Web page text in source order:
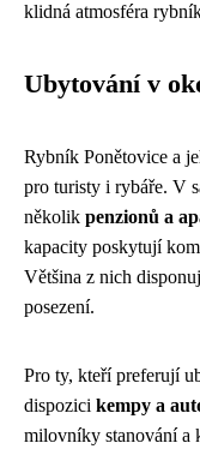
klidná atmosféra
Ubytování v
Rybník Ponětovice a
pro turisty i rybáře. V
několik penzionů a
kapacity poskytují
Většina z nich
posezení.
Pro ty, kteří preferují
dispozici kempy a
milovníky stanování a